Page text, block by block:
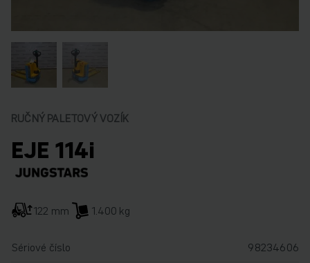
RUČNÝ PALETOVÝ VOZÍK
EJE 114i
122 mm 1.400 kg
Sériové číslo
98234606